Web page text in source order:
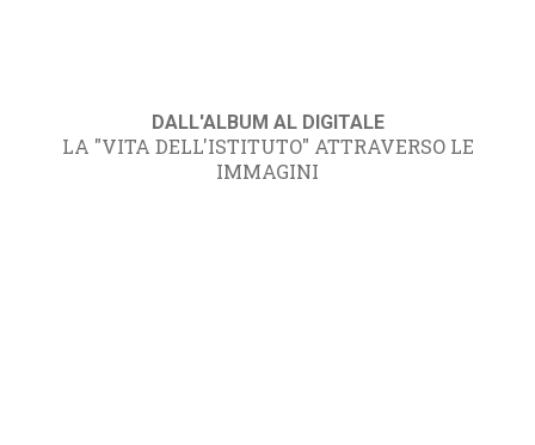
DALL'ALBUM AL DIGITALE
LA "VITA DELL'ISTITUTO" ATTRAVERSO LE
IMMAGINI